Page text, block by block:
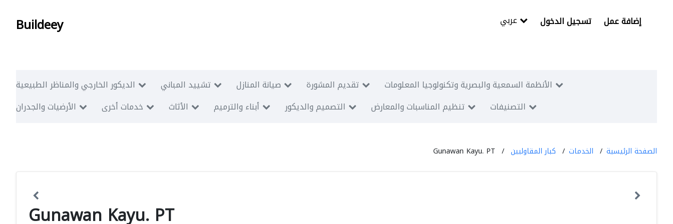
Buildeey تسجيل الدخول إضافة عمل
الديكور الخارجي والمناظر الطبيعية تشييد المباني صيانة المنازل تقديم المشورة
الأنظمة السمعية والبصرية وتكنولوجيا المعلومات
الأرضيات والجدران
خدمات أخرى الأثاث أبناء والترميم التصميم والديكور تنظيم المناسبات والمعارض التصنيفات
الصفحة الرئيسية الخدمات كبار المقاوليين Gunawan Kayu. PT
Gunawan Kayu. PT